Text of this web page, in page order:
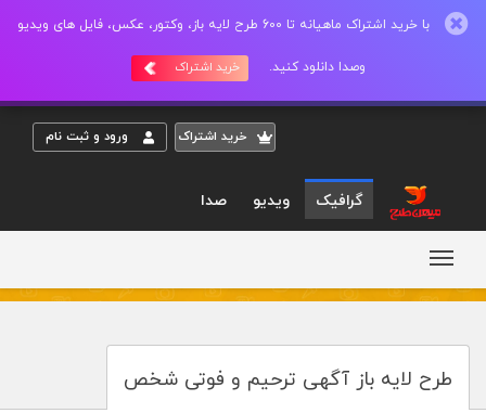
با خرید اشتراک ماهیانه تا 600 طرح لایه باز، وکتور، عکس، فایل های ویدیو
وصدا دانلود کنید. خرید اشتراک
خريد اشتراک ورود و ثبت نام
گرافیک ویدیو صدا
طرح لایه باز آگهی ترحیم و فوتی شخص